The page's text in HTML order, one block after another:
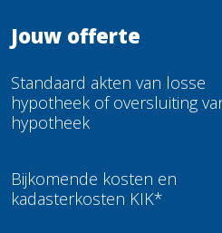
Jouw offerte
Standaard akten van losse
hypotheek of oversluiting
hypotheek
Bijkomende kosten en
kadasterkosten KIK*